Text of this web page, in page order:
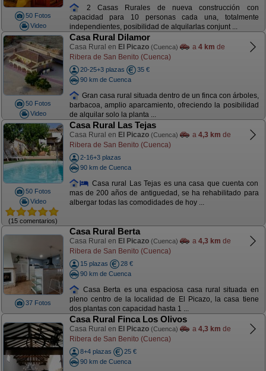
50 Fotos
Video
2 Casas Rurales de nueva construcción con
capacidad para 10 personas cada una, totalmente
independientes, posibilidad de alquilarlas conjunt ...
50 Fotos
Video
Casa Rural Dilamor
Casa Rural en El Picazo (Cuenca) a 4 km de
Ribera de San Benito (Cuenca)
20-25+3 plazas
35 €
90 km de Cuenca
Gran casa rural situada dentro de un finca con árboles,
barbacoa, amplio aparcamiento, ofreciendo la posibilidad
de alquilar solo la planta ...
50 Fotos
Video
(15 comentarios)
Casa Rural Las Tejas
Casa Rural en El Picazo (Cuenca) a 4,3 km de
Ribera de San Benito (Cuenca)
2-16+3 plazas
90 km de Cuenca
Casa rural Las Tejas es una casa que cuenta con
mas de 200 años de antiguedad, se ha rehabilitado para
albergar todas las comodidades de hoy ...
37 Fotos
Casa Rural Berta
Casa Rural en El Picazo (Cuenca) a 4,3 km de
Ribera de San Benito (Cuenca)
15 plazas
28 €
90 km de Cuenca
Casa Berta es una espaciosa casa rural situada en
pleno centro de la localidad de El Picazo, la casa tiene
dos plantas con capacidad hasta 1 ...
Casa Rural Finca Los Olivos
Casa Rural en El Picazo (Cuenca) a 4,3 km de
Ribera de San Benito (Cuenca)
8+4 plazas
25 €
90 km de Cuenca